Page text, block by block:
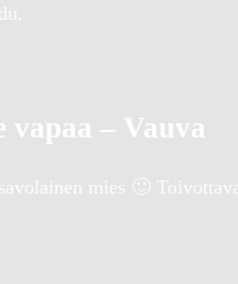
– Vauva
mies 🙂